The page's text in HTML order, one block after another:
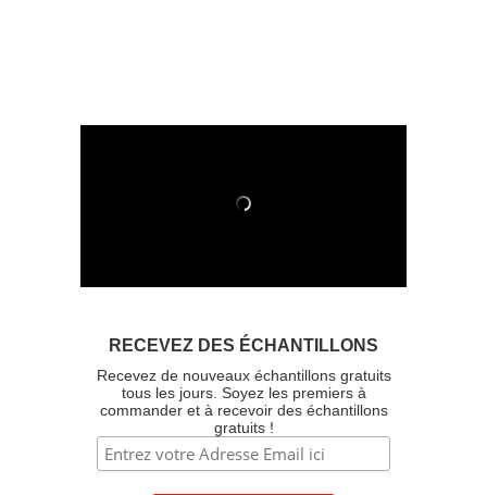
RECEVEZ DES ÉCHANTILLONS
Recevez de nouveaux échantillons gratuits
tous les jours. Soyez les premiers à
commander et à recevoir des échantillons
gratuits !